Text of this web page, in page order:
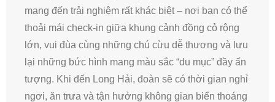
mang đến trải nghiệm rất khác biệt – nơi bạn có thể
thoải mái check-in giữa khung cảnh đồng cỏ rộng
lớn, vui đùa cùng những chú cừu dễ thương và lưu
lại những bức hình mang màu sắc “du mục” đầy ấn
tượng. Khi đến Long Hải, đoàn sẽ có thời gian nghỉ
ngơi, ăn trưa và tận hưởng không gian biển thoáng